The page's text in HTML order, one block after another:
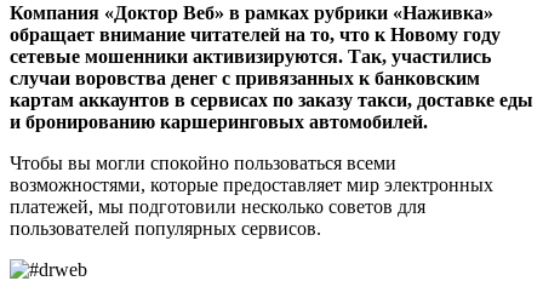
Компания «Доктор Веб» в рамках рубрики «Наживка»
обращает внимание читателей на то, что к Новому году
сетевые мошенники активизируются. Так, участились
случаи воровства денег с привязанных к банковским
картам аккаунтов в сервисах по заказу такси, доставке еды
и бронированию каршеринговых автомобилей.
Чтобы вы могли спокойно пользоваться всеми
возможностями, которые предоставляет мир электронных
платежей, мы подготовили несколько советов для
пользователей популярных сервисов.